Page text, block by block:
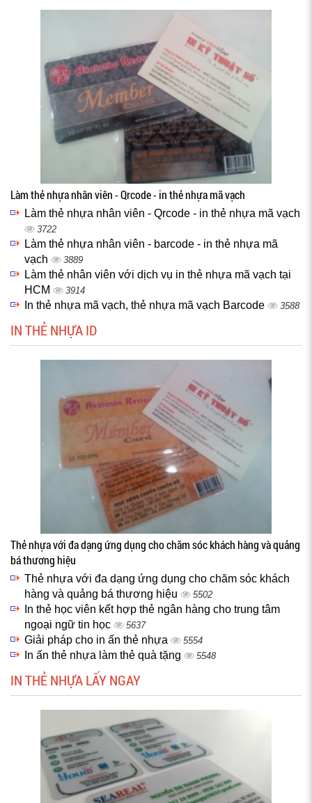
Làm thẻ nhựa nhân viên - Qrcode - in thẻ nhựa mã vạch
Làm thẻ nhựa nhân viên - Qrcode - in thẻ nhựa mã vạch
3722
Làm thẻ nhựa nhân viên - barcode - in thẻ nhựa mã
vạch
3889
Làm thẻ nhân viên với dịch vụ in thẻ nhựa mã vạch tại
HCM
3914
In thẻ nhựa mã vạch, thẻ nhựa mã vạch Barcode 3588
IN THẺ NHỰA ID
Thẻ nhựa với đa dạng ứng dụng cho chăm sóc khách hàng và quảng
bá thương hiệu
Thẻ nhựa với đa dạng ứng dụng cho chăm sóc khách
hàng và quảng bá thương hiệu
5502
In thẻ học viên kết hợp thẻ ngân hàng cho trung tâm
ngoại ngữ tin học
5637
Giải pháp cho in ấn thẻ nhựa 5554
In ấn thẻ nhựa làm thẻ quà tặng 5548
IN THẺ NHỰA LẤY NGAY